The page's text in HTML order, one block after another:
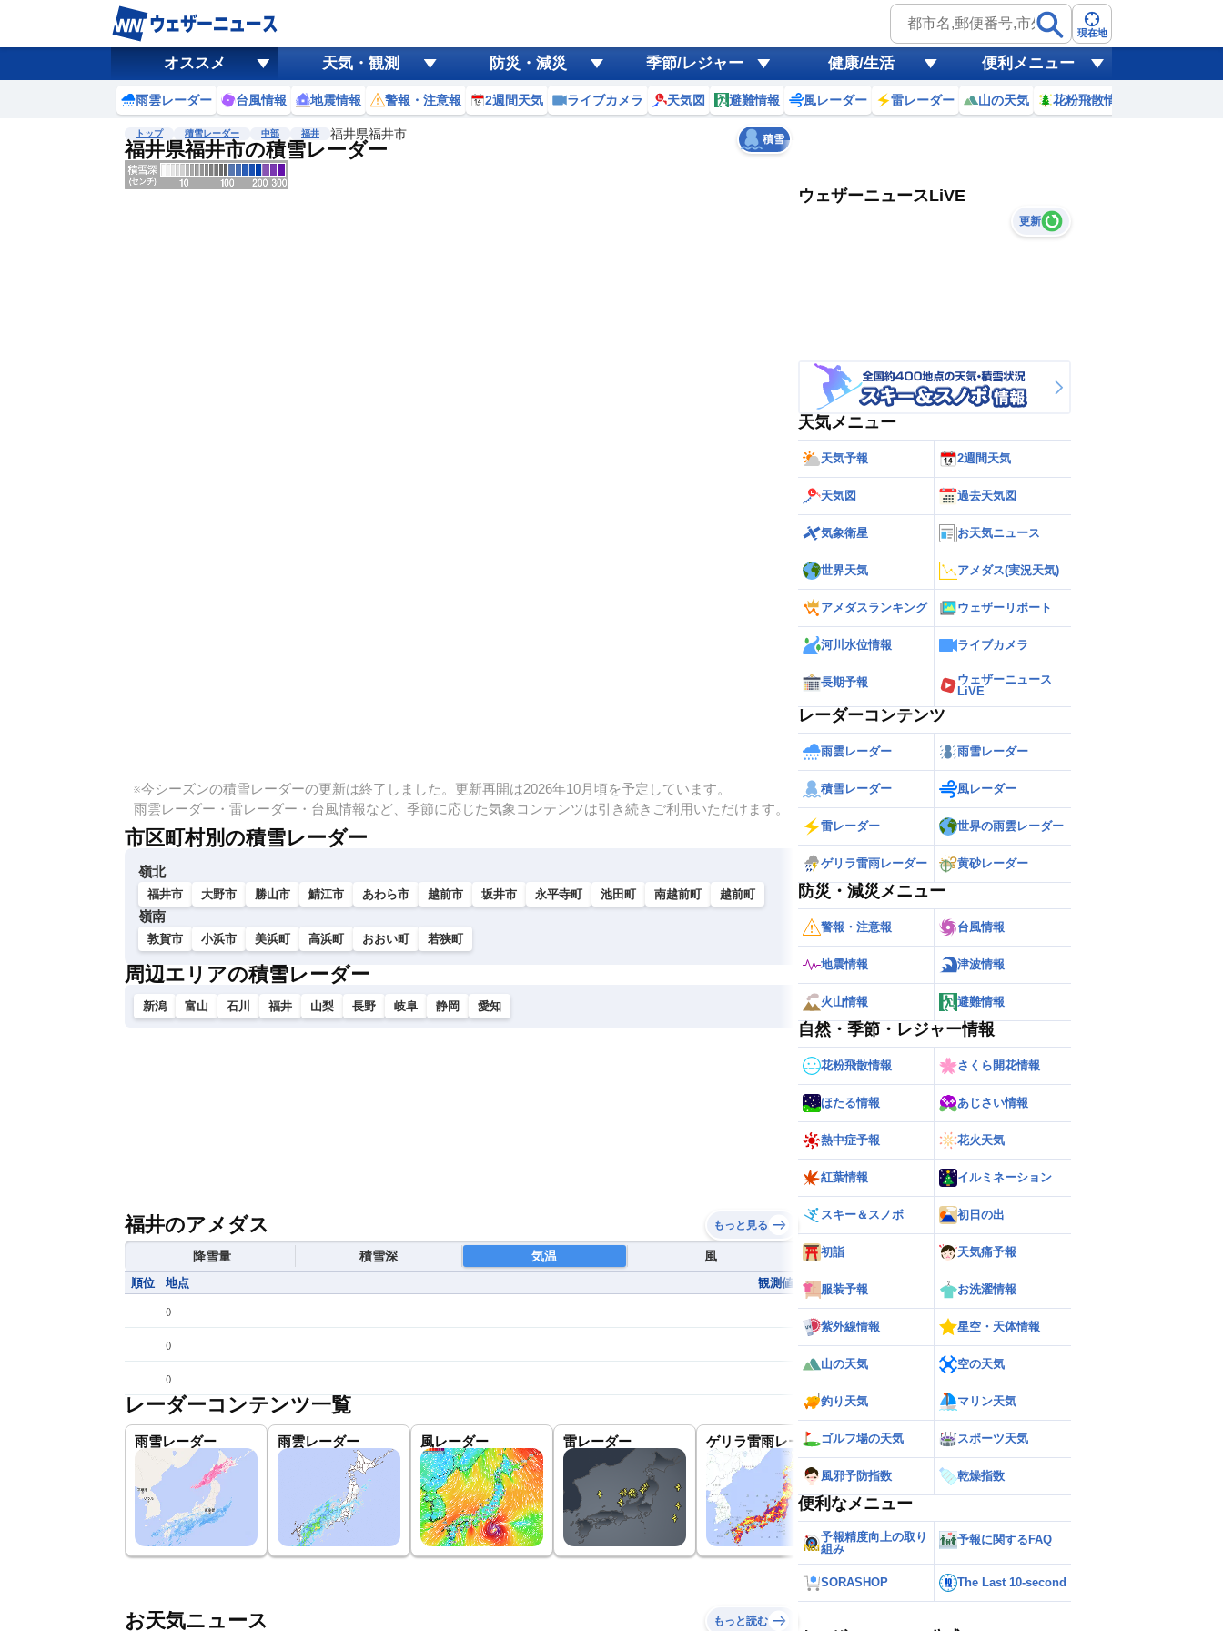
現在地
オススメ 天気・観測 防災・減災 季節/レジャー 健康/生活 便利メニュー
雨雲レーダー 台風情報 地震情報 警報・注意報 2週間天気 ライブカメラ 天気図 避難情報 風レーダー 雷レーダー 山の天気 花粉飛散情報
トップ 積雪レーダー 中部 福井 福井県福井市
福井県福井市の積雪レーダー 積雪
黄砂
天気 台風
※今シーズンの積雪レーダーの更新は終了しました。更新再開は2026年10月頃を予定しています。
雨雲レーダー・雷レーダー・台風情報など、季節に応じた気象コンテンツは引き続きご利用いただけます。
市区町村別の積雪レーダー
嶺北
福井市 大野市 勝山市 鯖江市 あわら市 越前市 坂井市 永平寺町 池田町 南越前町 越前町
嶺南
敦賀市 小浜市 美浜町 高浜町 おおい町 若狭町
周辺エリアの積雪レーダー
新潟 富山 石川 福井 山梨 長野 岐阜 静岡 愛知
福井のアメダス もっと見る
降雪量 積雪深 気温 風
順位 地点 観測値
()
()
()
レーダーコンテンツ一覧
雨雪レーダー 雨雲レーダー 風レーダー 雷レーダー ゲリラ雷雨レーダー 世界の雨雲レーダー
お天気ニュース もっと読む
ウェザーニュースLiVE
更新
天気メニュー
天気予報 2週間天気
天気図 過去天気図
気象衛星 お天気ニュース
世界天気 アメダス(実況天気)
アメダスランキング ウェザーリポート
河川水位情報 ライブカメラ
長期予報
ウェザーニュース
LiVE
レーダーコンテンツ
雨雲レーダー 雨雪レーダー
積雪レーダー 風レーダー
雷レーダー 世界の雨雲レーダー
ゲリラ雷雨レーダー 黄砂レーダー
防災・減災メニュー
警報・注意報 台風情報
地震情報 津波情報
火山情報 避難情報
自然・季節・レジャー情報
花粉飛散情報 さくら開花情報
ほたる情報 あじさい情報
熱中症予報 花火天気
紅葉情報 イルミネーション
スキー＆スノボ 初日の出
初詣 天気痛予報
服装予報 お洗濯情報
紫外線情報 星空・天体情報
山の天気 空の天気
釣り天気 マリン天気
ゴルフ場の天気 スポーツ天気
風邪予防指数 乾燥指数
便利なメニュー
予報精度向上の取り
組み
予報に関するFAQ
SORASHOP The Last 10-second